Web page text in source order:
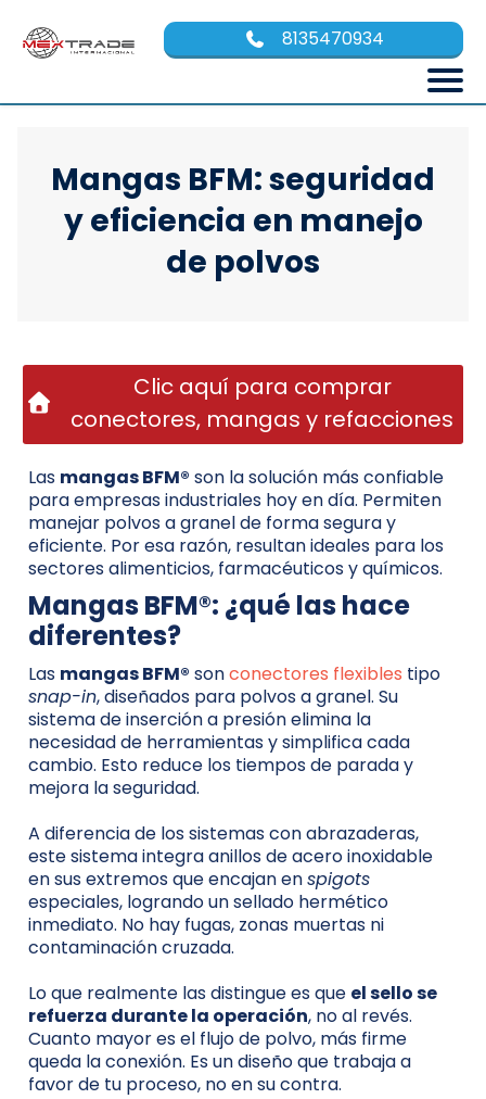
8135470934
Mangas BFM: seguridad
y eficiencia en manejo
de polvos
Clic aquí para comprar
conectores, mangas y refacciones
Las mangas BFM® son la solución más confiable
para empresas industriales hoy en día. Permiten
manejar polvos a granel de forma segura y
eficiente. Por esa razón, resultan ideales para los
sectores alimenticios, farmacéuticos y químicos.
Mangas BFM®: ¿qué las hace
diferentes?
Las mangas BFM® sonconectores flexibles tipo
snap-in, diseñados para polvos a granel. Su
sistema de inserción a presión elimina la
necesidad de herramientas y simplifica cada
cambio. Esto reduce los tiempos de parada y
mejora la seguridad.
A diferencia de los sistemas con abrazaderas,
este sistema integra anillos de acero inoxidable
en sus extremos que encajan enspigots
especiales, logrando un sellado hermético
inmediato. No hay fugas, zonas muertas ni
contaminación cruzada.
Lo que realmente las distingue es que el sello se
refuerza durante la operación, no al revés.
Cuanto mayor es el flujo de polvo, más firme
queda la conexión. Es un diseño que trabaja a
favor de tu proceso, no en su contra.